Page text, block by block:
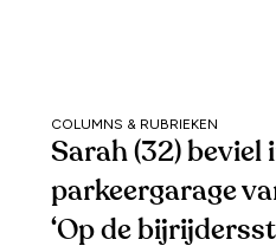
COLUMNS & RUBRIEKEN
Sarah (32) beviel
parkeergarage
‘Op de